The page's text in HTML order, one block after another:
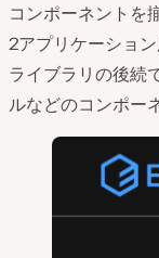
コンポーネントを
2アプリケーショ
ライブラリの後続
ルなどのコンポー